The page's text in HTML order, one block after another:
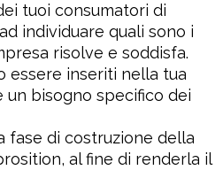
tuoi consumatori di
individuare quali sono i
risolve e soddisfa.
essere inseriti nella tua
un bisogno specifico dei
fase di costruzione della
al fine di renderla il